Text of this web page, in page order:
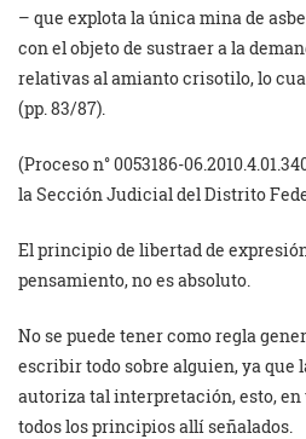
– que explota la única mina de
con el objeto de sustraer a la
relativas al amianto crisotilo, lo
(pp. 83/87).
(Proceso n° 0053186-
la Sección Judicial del Distrito
El principio de libertad de
pensamiento, no es absoluto.
No se puede tener como regla
escribir todo sobre alguien, ya que
autoriza tal interpretación, esto,
todos los principios allí señalados.